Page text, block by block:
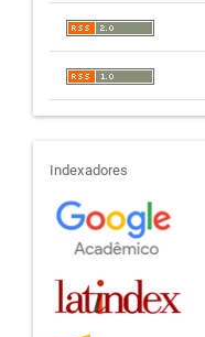
Indexadores